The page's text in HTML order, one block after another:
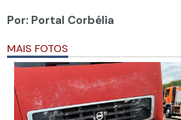
Por: Portal Corbélia
MAIS FOTOS